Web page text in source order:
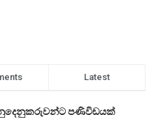
Latest
පණිවිඩයක්